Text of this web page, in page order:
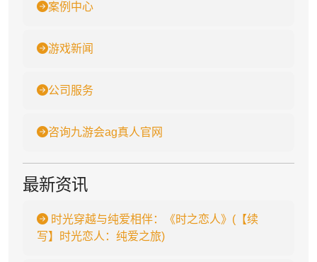
案例中心
游戏新闻
公司服务
咨询九游会ag真人官网
最新资讯
时光穿越与纯爱相伴：《时之恋人》(【续
写】时光恋人：纯爱之旅)